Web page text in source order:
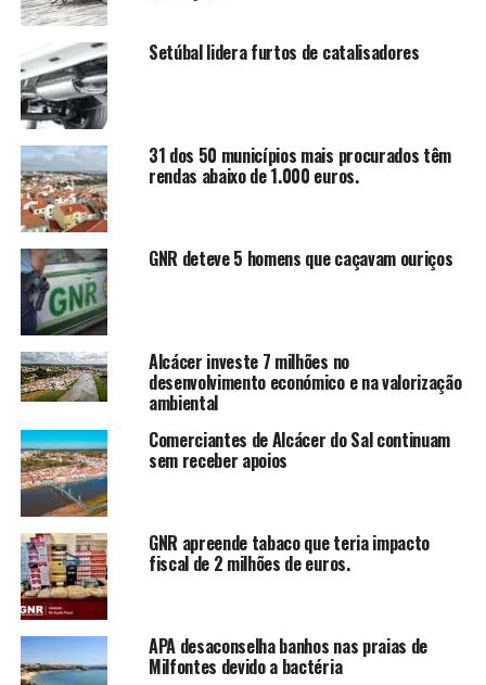
Setúbal lidera furtos de catalisadores
31 dos 50 municípios mais procurados têm
rendas abaixo de 1.000 euros.
GNR deteve 5 homens que caçavam ouriços
Alcácer investe 7 milhões no
desenvolvimento económico e na valorização
ambiental
Comerciantes de Alcácer do Sal continuam
sem receber apoios
GNR apreende tabaco que teria impacto
fiscal de 2 milhões de euros.
APA desaconselha banhos nas praias de
Milfontes devido a bactéria